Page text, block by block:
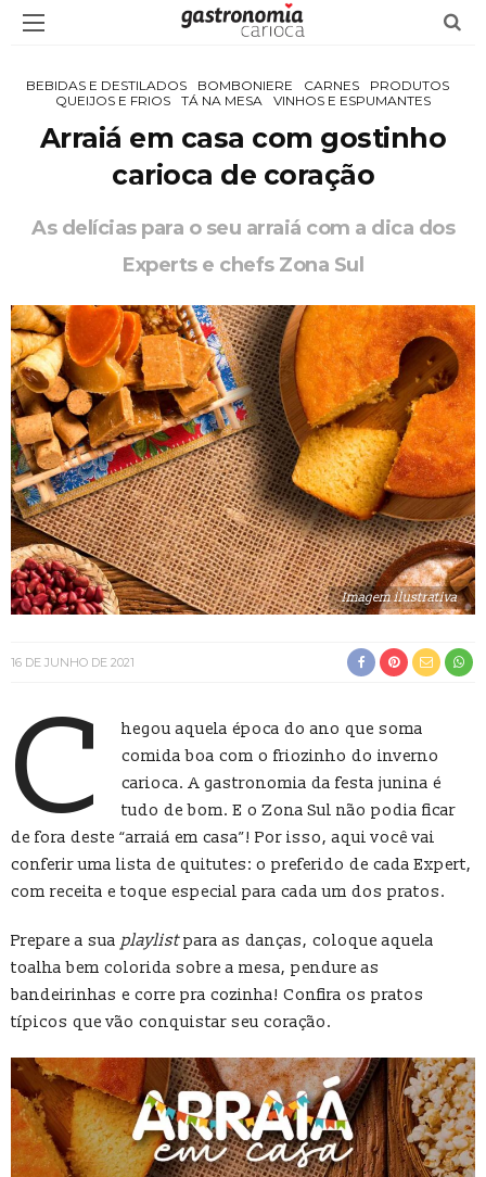
BEBIDAS E DESTILADOS BOMBONIERE CARNES
PRODUTOS
QUEIJOS E FRIOS
TÁ NA MESA VINHOS E ESPUMANTES
Arraiá em casa com gostinho
carioca de coração
As delícias para o seu arraiá com a dica dos
Experts e chefs Zona Sul
Imagem ilustrativa
16 DE JUNHO DE 2021
C
hegou aquela época do ano que soma
comida boa com o friozinho do inverno
carioca. A gastronomia da festa junina é
tudo de bom. E o Zona Sul não podia ficar
de fora deste “arraiá em casa”! Por isso, aqui você vai
conferir uma lista de quitutes: o preferido de cada Expert,
com receita e toque especial para cada um dos pratos.
Prepare a sua playlistpara as danças, coloque aquela
toalha bem colorida sobre a mesa, pendure as
bandeirinhas e corre pra cozinha! Confira os pratos
típicos que vão conquistar seu coração.